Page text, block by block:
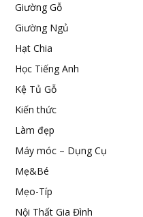
Giường Gỗ
Giường Ngủ
Hạt Chia
Học Tiếng Anh
Kệ Tủ Gỗ
Kiến thức
Làm đẹp
Máy móc – Dụng Cụ
Mẹ&Bé
Mẹo-Típ
Nội Thất Gia Đình